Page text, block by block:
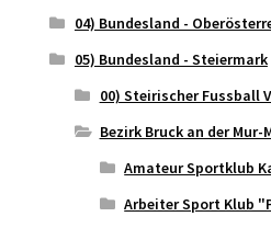
04) Bundesland -
05) Bundesland - Steiermark
00) Steirischer Fussball
Bezirk Bruck an der Mur-
Amateur Sportklub
Arbeiter Sport Klub